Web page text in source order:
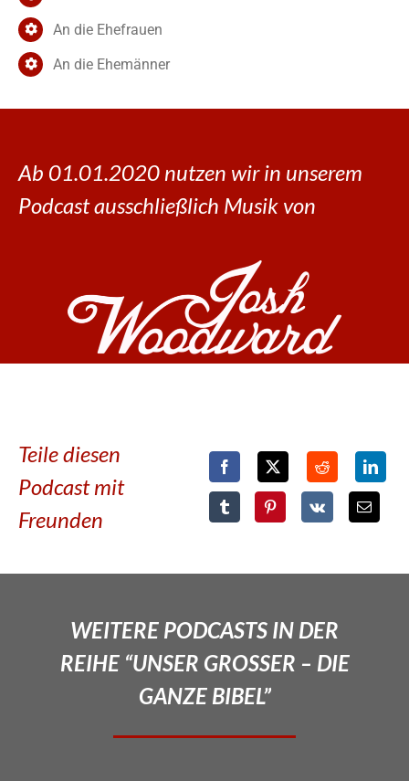
An die Ehefrauen
An die Ehemänner
Ab 01.01.2020 nutzen wir in unserem
Podcast ausschließlich Musik von
Teile diesen
Podcast mit
Freunden
WEITERE PODCASTS IN DER
REIHE “UNSER GROSSER – DIE
GANZE BIBEL”